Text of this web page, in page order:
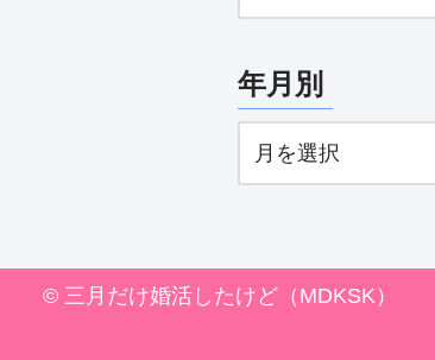
年月別
© 三月だけ婚活したけど（MDKSK）